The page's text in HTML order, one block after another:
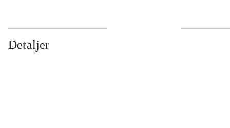
Detaljer